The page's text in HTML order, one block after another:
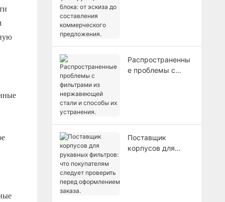
предложения.
Распространенны
е проблемы с
Поставщик
корпусов для